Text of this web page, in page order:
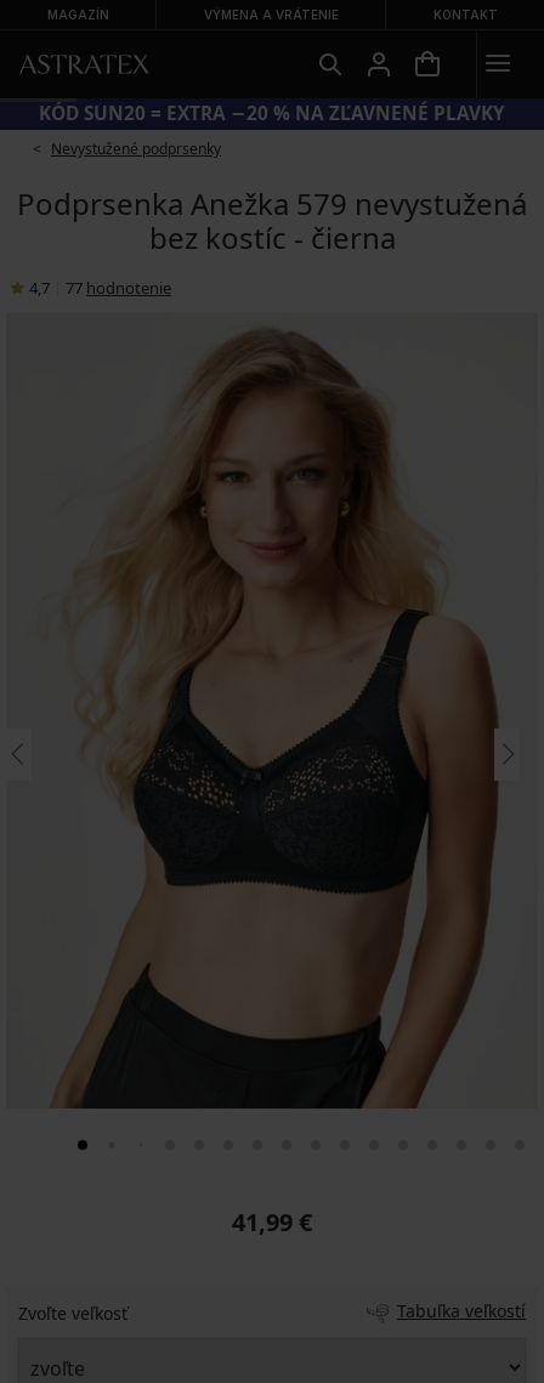
MAGAZÍN VÝMENA A VRÁTENIE KONTAKT
KÓD SUN20 = EXTRA −20 % NA ZĽAVNENÉ PLAVKY
Nevystužené podprsenky
Podprsenka Anežka 579 nevystužená
bez kostíc - čierna
4,7 77 hodnotenie
41,99 €
Zvoľte veľkosť Tabuľka veľkostí